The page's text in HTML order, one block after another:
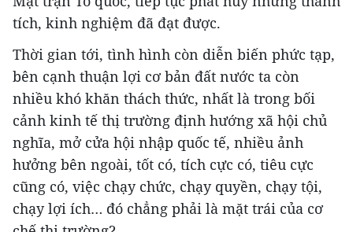
tích, kinh nghiệm đã đạt được.
Thời gian tới, tình hình còn diễn biến phức tạp,
bên cạnh thuận lợi cơ bản đất nước ta còn
nhiều khó khăn thách thức, nhất là trong bối
cảnh kinh tế thị trường định hướng xã hội chủ
nghĩa, mở cửa hội nhập quốc tế, nhiều ảnh
hưởng bên ngoài, tốt có, tích cực có, tiêu cực
cũng có, việc chạy chức, chạy quyền, chạy tội,
chạy lợi ích… đó chẳng phải là mặt trái của cơ